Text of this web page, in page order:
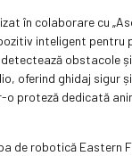
în colaborare cu
inteligent pentru
obstacole
oferind ghidaj sigur
proteză dedicată
de robotică Eastern